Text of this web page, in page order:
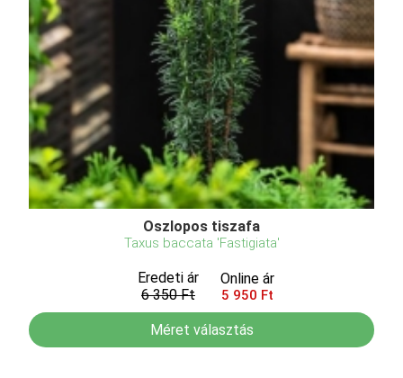
Oszlopos tiszafa
Taxus baccata 'Fastigiata'
Eredeti ár
6 350 Ft
Online ár
5 950 Ft
Méret választás